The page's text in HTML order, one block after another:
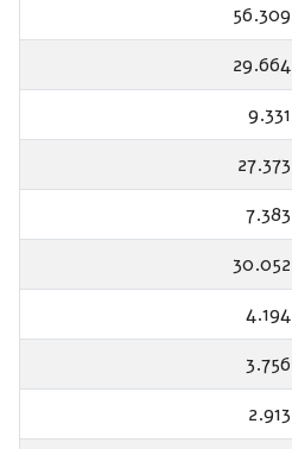
56.309
29.664
9.331
27.373
7.383
30.052
4.194
3.756
2.913